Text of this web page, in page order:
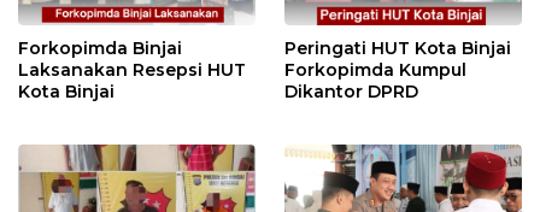
Forkopimda Binjai
Laksanakan Resepsi HUT
Kota Binjai
Peringati HUT Kota Binjai
Forkopimda Kumpul
Dikantor DPRD